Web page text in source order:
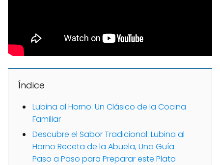
Índice
Lubina al Horno: Un Clásico de la Cocina
Familiar
Descubre el Sabor Tradicional: Lubina al
Horno Receta de la Abuela, Una Guía
Paso a Paso para Preparar este Plato